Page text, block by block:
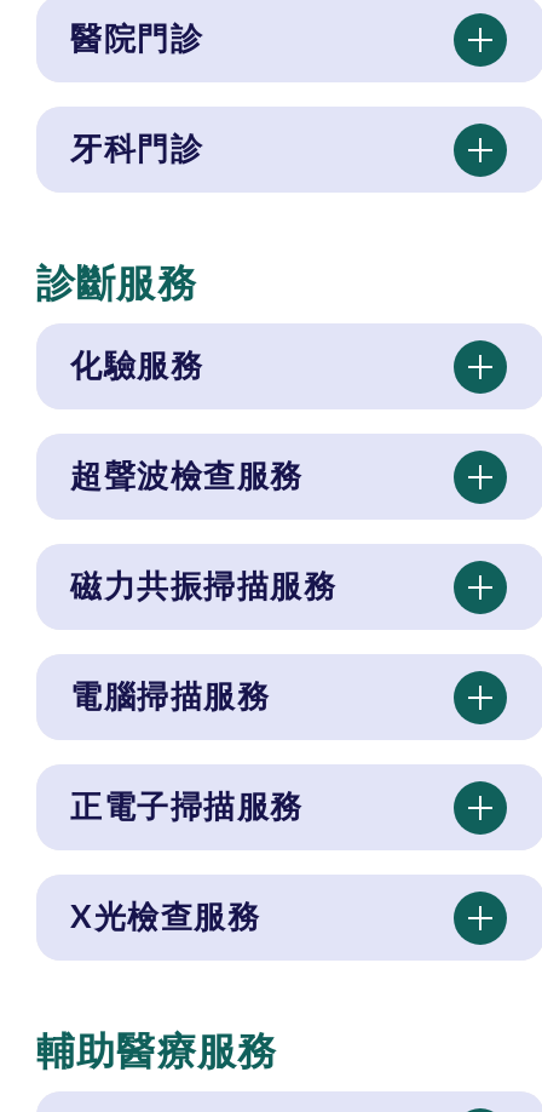
醫院門診
牙科門診
診斷服務
化驗服務
超聲波檢查服務
磁力共振掃描服務
電腦掃描服務
正電子掃描服務
X光檢查服務
輔助醫療服務